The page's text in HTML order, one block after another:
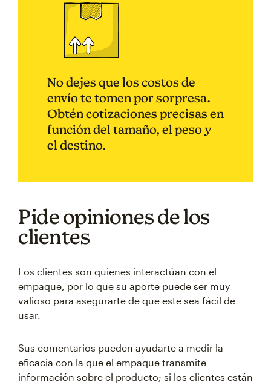
No dejes que los costos de
envío te tomen por sorpresa.
Obtén cotizaciones precisas en
función del tamaño, el peso y
el destino.
Pide opiniones de los
clientes
Los clientes son quienes interactúan con el
empaque, por lo que su aporte puede ser muy
valioso para asegurarte de que este sea fácil de
usar.
Sus comentarios pueden ayudarte a medir la
eficacia con la que el empaque transmite
información sobre el producto; si los clientes están